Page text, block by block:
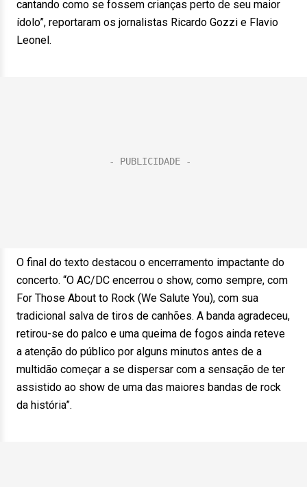
cantando como se fossem crianças perto de seu maior
ídolo”, reportaram os jornalistas Ricardo Gozzi e Flavio
Leonel.
O final do texto destacou o encerramento impactante do
concerto. “O AC/DC encerrou o show, como sempre, com
For Those About to Rock (We Salute You), com sua
tradicional salva de tiros de canhões. A banda agradeceu,
retirou-se do palco e uma queima de fogos ainda reteve
a atenção do público por alguns minutos antes de a
multidão começar a se dispersar com a sensação de ter
assistido ao show de uma das maiores bandas de rock
da história”.